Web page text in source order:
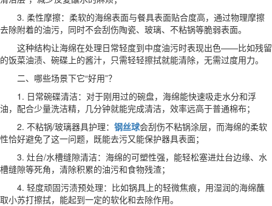
3. 柔性摩擦：柔软的海绵表面与餐具表面贴合度高，通过物理摩擦
去除附着的油污，同时不会刮伤陶瓷、玻璃、不粘锅等脆弱表面。
这种结构让海绵在处理日常轻度到中度油污时表现出色——比如残留
的饭菜油渍、碗碟上的酱汁，只需轻轻擦拭就能清除，无需过度用力。
二、哪些场景下它“好用”？
1. 日常碗碟清洁：对于刚用过的碗盘，海绵能快速吸走水分和浮
油，配合少量洗洁精，几分钟就能完成清洁，效率远高于普通棉布；
2. 不粘锅/玻璃器具护理： 钢丝球会刮伤不粘锅涂层，而海绵的柔软
性恰好避免了这一问题，既能去污又能保护器具表面；
3. 灶台/水槽缝隙清洁：海绵的可塑性强，能轻松塞进灶台边缘、水
槽缝隙等死角，清除积累的油污和食物残渣；
4. 轻度顽固污渍预处理：比如锅具上的轻微焦痕，用湿润的海绵蘸
取小苏打擦拭，能起到一定的软化和去除作用。